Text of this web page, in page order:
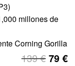
millones de
Corning Gorilla
139€ 79 €